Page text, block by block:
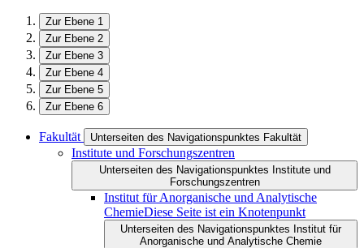
Zur Ebene 1
Zur Ebene 2
Zur Ebene 3
Zur Ebene 4
Zur Ebene 5
Zur Ebene 6
Fakultät Unterseiten des Navigationspunktes Fakultät
Institute und Forschungszentren
Unterseiten des Navigationspunktes Institute und
Forschungszentren
Institut für Anorganische und Analytische
ChemieDiese Seite ist ein Knotenpunkt
Unterseiten des Navigationspunktes Institut für
Anorganische und Analytische Chemie